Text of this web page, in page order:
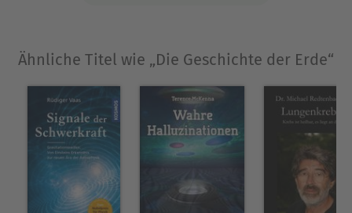
Ähnliche Titel wie „Die Geschichte der Erde“